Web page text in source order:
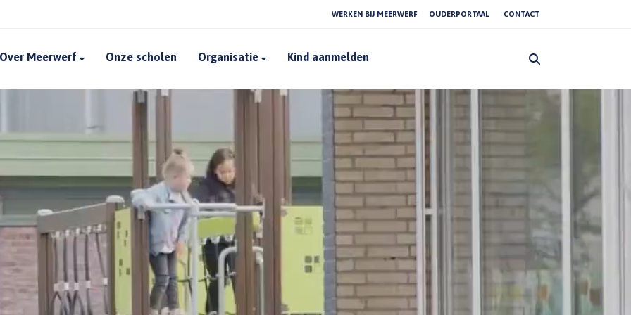
WERKEN BIJ MEERWERF OUDERPORTAAL CONTACT
Over Meerwerf Onze scholen Organisatie Kind aanmelden